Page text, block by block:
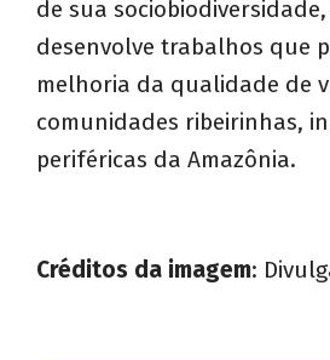
de sua sociobiodiversidade,
desenvolve trabalhos que
melhoria da qualidade de
comunidades ribeirinhas,
periféricas da Amazônia.
Créditos da imagem: